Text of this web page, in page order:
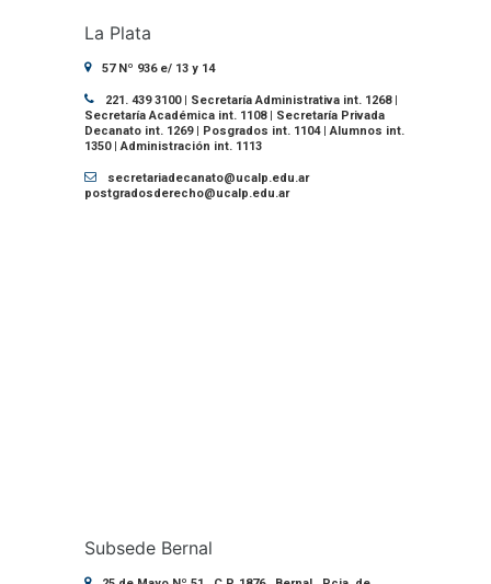
La Plata
57 Nº 936 e/ 13 y 14
221. 439 3100 | Secretaría Administrativa int. 1268 |
Secretaría Académica int. 1108 | Secretaría Privada
Decanato int. 1269 | Posgrados int. 1104 | Alumnos int.
1350 | Administración int. 1113
secretariadecanato@ucalp.edu.ar
postgradosderecho@ucalp.edu.ar
Subsede Bernal